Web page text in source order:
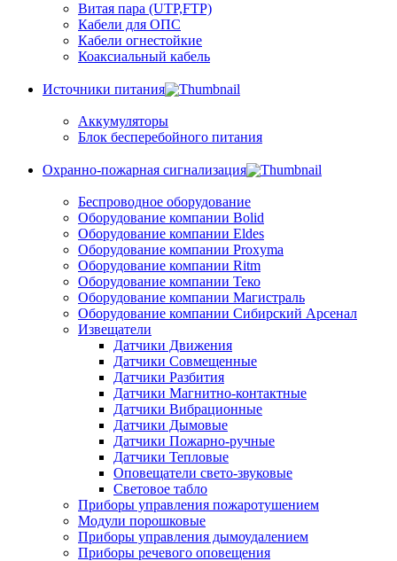
Витая пара (UTP,FTP)
Кабели для ОПС
Кабели огнестойкие
Коаксиальный кабель
Источники питания
Аккумуляторы
Блок бесперебойного питания
Охранно-пожарная сигнализация
Беспроводное оборудование
Оборудование компании Bolid
Оборудование компании Eldes
Оборудование компании Proxyma
Оборудование компании Ritm
Оборудование компании Теко
Оборудование компании Магистраль
Оборудование компании Сибирский Арсенал
Извещатели
Датчики Движения
Датчики Совмещенные
Датчики Разбития
Датчики Магнитно-контактные
Датчики Вибрационные
Датчики Дымовые
Датчики Пожарно-ручные
Датчики Тепловые
Оповещатели свето-звуковые
Световое табло
Приборы управления пожаротушением
Модули порошковые
Приборы управления дымоудалением
Приборы речевого оповещения